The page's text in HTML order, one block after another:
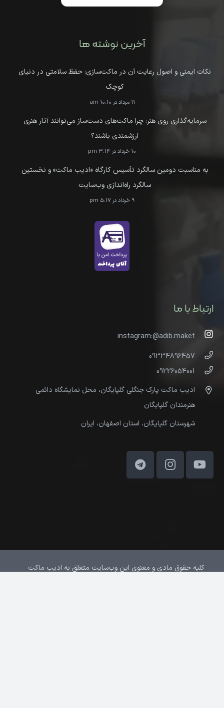
آخرین نوشته ها
نکات ایمنی و اصول رعایت آن در ماکت‌سازی: حفظ سلامتی در دنیای
کوچک
11 مرداد در 10:10 am
سرمایه‌گذاری روی هنر: چرا ماکت‌های دست‌ساز می‌توانند آثار هنری
ارزشمندی باشند؟
10 خرداد در 3:14 pm
به مناسبت دومین سالگرد تأسیس کارگاه «ادیب ماکت» و نخستین
سالگرد راه‌اندازی وب‌سایت
9 خرداد در 5:17 pm
ارتباط با ما
instagram:@adib.maket
09334896457
09226054001
ادیب ماکت پارک جنگلی گلپایگان، محل نمایشگاه دائمی
هنرمندان گلپایگان
شهرستان گلپایگان، استان اصفهان، ایران
کلیه حقوق مادی و معنوی این وب‌سایت متعلق به ادیب ماکت